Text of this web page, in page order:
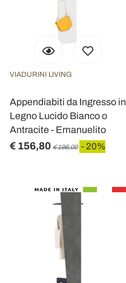
VIADURINI LIVING
Appendiabiti da Ingresso in
Legno Lucido Bianco o
Antracite - Emanuelito
€ 156,80 € 196,00 - 20%